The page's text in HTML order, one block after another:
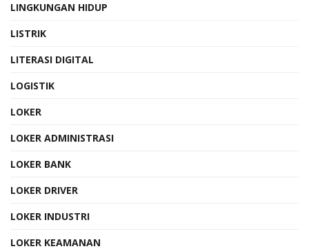
LINGKUNGAN HIDUP
LISTRIK
LITERASI DIGITAL
LOGISTIK
LOKER
LOKER ADMINISTRASI
LOKER BANK
LOKER DRIVER
LOKER INDUSTRI
LOKER KEAMANAN